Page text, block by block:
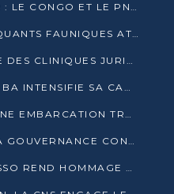
ENSEIGNEMENT SUPÉRIEUR : LE CONGO ET LE PNUD VEULENT RAPPROCHER LA FORMATION UNIVERSITAIRE DES BESOINS DU MARCHÉ DE L’EMPLOI
QUATRE PRÉSUMÉS DÉLINQUANTS FAUNIQUES ATTENDUS DEVANT LA JUSTICE POUR TRAFIC D’IVOIRE
JUSTICE : LE CONGO LANCE DES CLINIQUES JURIDIQUES POUR RAPPROCHER LE DROIT DES CITOYENS
FRANCOPHONIE : COUMBA BA INTENSIFIE SA CAMPAGNE POUR LA SUCCESSION À LA TÊTE DE L’OIF
DRAME SUR LA SANGHA : UNE EMBARCATION TRANSPORTANT DES FIDÈLES DE « NZAMBÉ YA L’HUILE » FAIT NAUFRAGE À OUESSO
DES JEUNES S’INITIENT À LA GOUVERNANCE CONTINENTALE À BRAZZAVILLE
ANATOLE COLLINET MAKOSSO REND HOMMAGE À JEAN-PAUL PIGASSE